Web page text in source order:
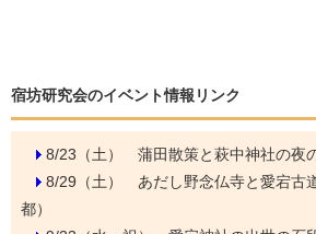
宿坊研究会のイベント情報リンク
8/23（土） 蒲田散策と萩中神社の夜
8/29（土） あだし野念仏寺と愛宕古
都）